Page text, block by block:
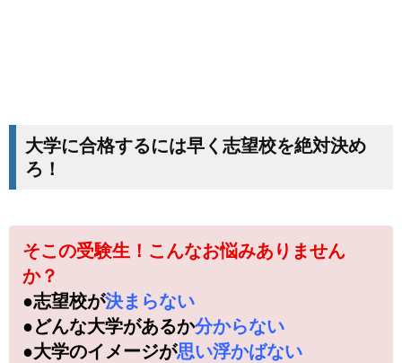
大学に合格するには早く志望校を絶対決め
ろ！
そこの受験生！こんなお悩みありません
か？
●志望校が決まらない
●どんな大学があるか分からない
●大学のイメージが思い浮かばない